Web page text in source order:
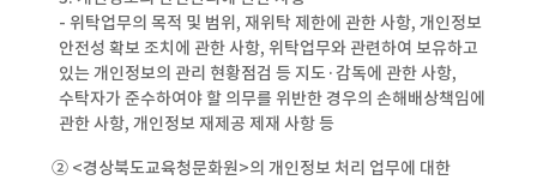
- 위탁업무의 목적 및 범위, 재위탁 제한에 관한 사항, 개인정보
안전성 확보 조치에 관한 사항, 위탁업무와 관련하여 보유하고
있는 개인정보의 관리 현황점검 등 지도·감독에 관한 사항,
수탁자가 준수하여야 할 의무를 위반한 경우의 손해배상책임에
관한 사항, 개인정보 재제공 제재 사항 등
② <경상북도교육청문화원>의 개인정보 처리 업무에 대한